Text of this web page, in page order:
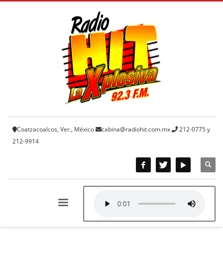
Coatzacoalcos, Ver., México cabina@radiohit.com.mx
212-0775 y
212-9914